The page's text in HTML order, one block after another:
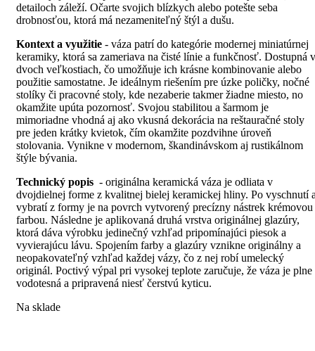
môžete
vybrať
stránke
produktu.
detailoch záleží. Očarte svojich blízkych alebo potešte seba
drobnosťou, ktorá má nezameniteľný štýl a dušu.
Kontext a využitie - váza patrí do kategórie modernej miniatúrnej
keramiky, ktorá sa zameriava na čisté línie a funkčnosť. Dostupná v
dvoch veľkostiach, čo umožňuje ich krásne kombinovanie alebo
použitie samostatne. Je ideálnym riešením pre úzke poličky, nočné
stolíky či pracovné stoly, kde nezaberie takmer žiadne miesto, no
okamžite upúta pozornosť. Svojou stabilitou a šarmom je
mimoriadne vhodná aj ako vkusná dekorácia na reštauračné stoly
pre jeden krátky kvietok, čím okamžite pozdvihne úroveň
stolovania. Vynikne v modernom, škandinávskom aj rustikálnom
štýle bývania.
Technický popis - originálna keramická váza je odliata v
dvojdielnej forme z kvalitnej bielej keramickej hliny. Po vyschnutí
vybratí z formy je na povrch vytvorený precízny nástrek krémovou
farbou. Následne je aplikovaná druhá vrstva originálnej glazúry,
ktorá dáva výrobku jedinečný vzhľad pripomínajúci piesok a
vyvierajúcu lávu. Spojením farby a glazúry vznikne originálny a
neopakovateľný vzhľad každej vázy, čo z nej robí umelecký
originál. Poctivý výpal pri vysokej teplote zaručuje, že váza je plne
vodotesná a pripravená niesť čerstvú kyticu.
Na sklade